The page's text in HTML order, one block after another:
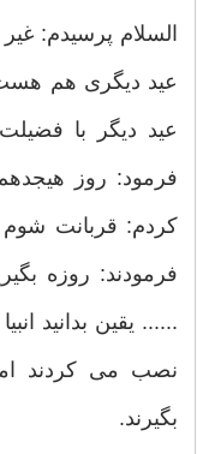
السلام پرسیدم:
عید دیگری هم
عید دیگر با
فرمود: روز
كردم: قربانت شوم
فرمودند: روزه
...... یقین بدانید
نصب می كردند
بگیرند.